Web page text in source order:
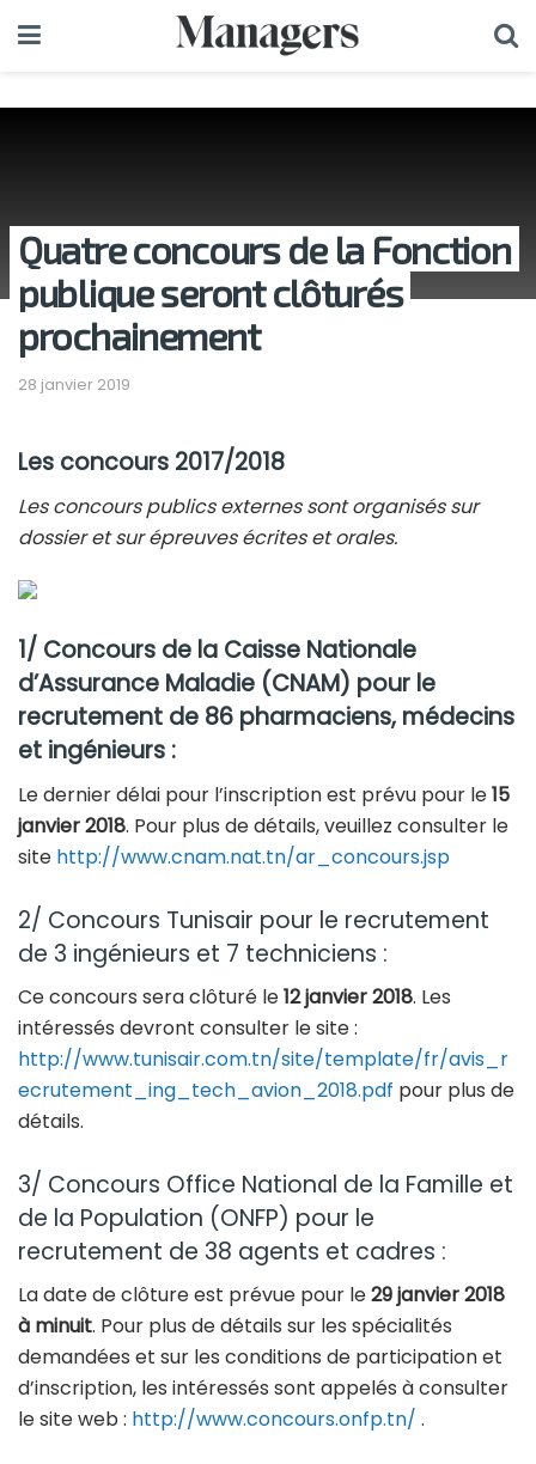
Quatre concours de la Fonction
publique seront clôturés
prochainement
28 janvier 2019
Les concours 2017/2018
Les concours publics externes sont organisés sur
dossier et sur épreuves écrites et orales.
1/ Concours de la Caisse Nationale
d’Assurance Maladie (CNAM) pour le
recrutement de 86 pharmaciens, médecins
et ingénieurs :
Le dernier délai pour l’inscription est prévu pour le15
janvier 2018. Pour plus de détails, veuillez consulter le
site http://www.cnam.nat.tn/ar_concours.jsp
2/ Concours Tunisair pour le recrutement
de 3 ingénieurs et 7 techniciens :
Ce concours sera clôturé le12 janvier 2018. Les
intéressés devront consulter le site :
http://www.tunisair.com.tn/site/template/fr/avis_r
ecrutement_ing_tech_avion_2018.pdf pour plus de
détails.
3/ Concours Office National de la Famille et
de la Population (ONFP) pour le
recrutement de 38 agents et cadres :
La date de clôture est prévue pour le29 janvier 2018
à minuit. Pour plus de détails sur les spécialités
demandées et sur les conditions de participation et
d’inscription, les intéressés sont appelés à consulter
le site web : http://www.concours.onfp.tn/ .